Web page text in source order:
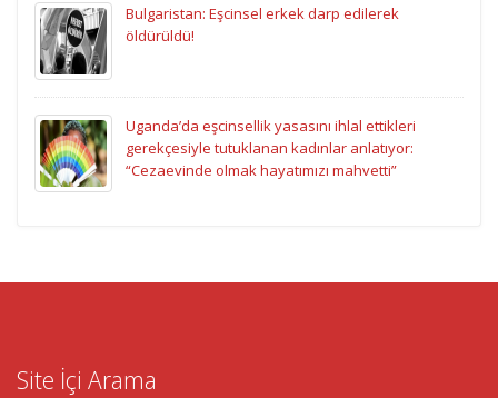
Bulgaristan: Eşcinsel erkek darp edilerek
öldürüldü!
Uganda’da eşcinsellik yasasını ihlal ettikleri
gerekçesiyle tutuklanan kadınlar anlatıyor:
“Cezaevinde olmak hayatımızı mahvetti”
Site İçi Arama